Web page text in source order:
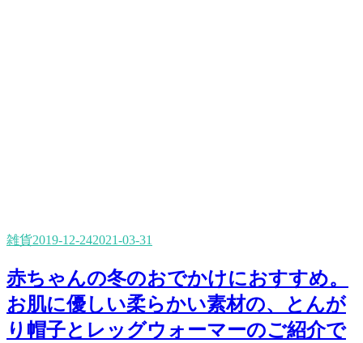
雑貨2019-12-242021-03-31
赤ちゃんの冬のおでかけにおすすめ。
お肌に優しい柔らかい素材の、とんが
り帽子とレッグウォーマーのご紹介で